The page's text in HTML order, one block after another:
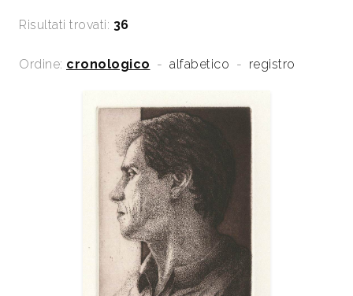
Risultati trovati: 36
Ordine: cronologico - alfabetico - registro